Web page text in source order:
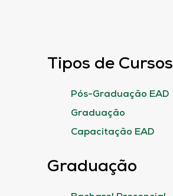
Tipos de Cursos
Pós-Graduação EAD
Graduação
Capacitação EAD
Graduação